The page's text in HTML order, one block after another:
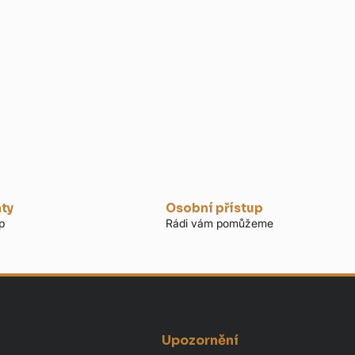
Osobní přístup
Rádi vám pomůžeme
Upozornění